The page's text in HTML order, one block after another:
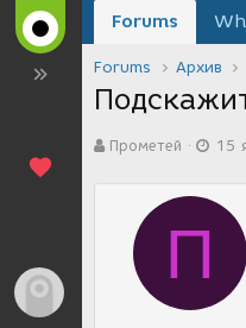
Forums
Forums Архив
в
Прометей
а
а
15
П